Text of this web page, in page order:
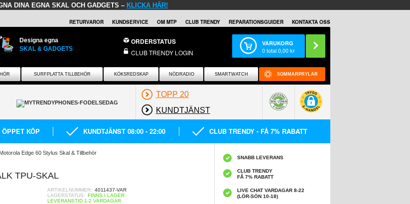
DINA EGNA SKAL OCH GADGETS – KLICKA HÄR!
RETURVAROR KUNDSERVICE OM MTP CLUB TRENDY REPARATIONSGUIDER KONTAKTA OSS
Designa egna
SKAL & GADGETS
ORDERSTATUS
CLUB TRENDY LOGIN
VARUKORG
0total0,00kr
SURFPLATTA TILLBEHÖR KÖKSREDSKAP NÖDRADIO SMARTWATCH SOMMARPRYLAR
TOPP 20
KUNDTJÄNST
KÖP KUNDTJÄNST 08:00 - 22:00 CLUB TRENDY - FÅ 7% RABATT
Motorola Edge 60 Stylus Skal & Tillbehör
TPU-SKAL
ARTIKELNUMMER: 4011437-VAR
LAGERSTATUS: FINNS I LAGER.
LEVERANSTID 1-2 VARDAGAR
SNABB LEVERANS
CLUB TRENDY
FÅ 7% RABATT
LIVE CHAT VARDAGAR 8-22
(LÖR-SÖN 10-18)